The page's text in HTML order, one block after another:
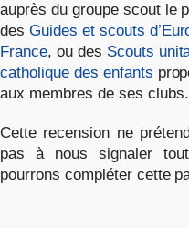
auprès du groupe scout le
des Guides et scouts
France, ou des Scouts
catholique des enfants
aux membres de ses clubs.
Cette recension ne
pas à nous signaler
pourrons compléter cette